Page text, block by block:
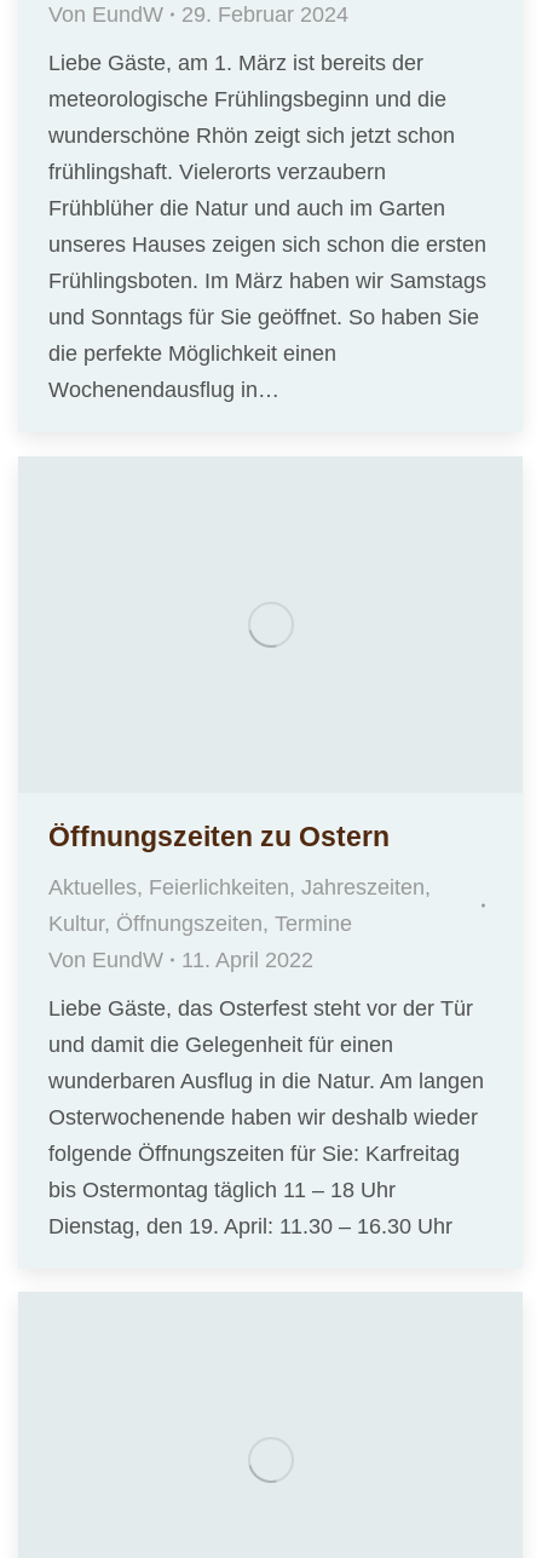
Von EundW
29. Februar 2024
Liebe Gäste, am 1. März ist bereits der
meteorologische Frühlingsbeginn und die
wunderschöne Rhön zeigt sich jetzt schon
frühlingshaft. Vielerorts verzaubern
Frühblüher die Natur und auch im Garten
unseres Hauses zeigen sich schon die ersten
Frühlingsboten. Im März haben wir Samstags
und Sonntags für Sie geöffnet. So haben Sie
die perfekte Möglichkeit einen
Wochenendausflug in…
Öffnungszeiten zu Ostern
Aktuelles, Feierlichkeiten, Jahreszeiten,
Kultur, Öffnungszeiten, Termine
Von EundW
11. April 2022
Liebe Gäste, das Osterfest steht vor der Tür
und damit die Gelegenheit für einen
wunderbaren Ausflug in die Natur. Am langen
Osterwochenende haben wir deshalb wieder
folgende Öffnungszeiten für Sie: Karfreitag
bis Ostermontag täglich 11 – 18 Uhr
Dienstag, den 19. April: 11.30 – 16.30 Uhr